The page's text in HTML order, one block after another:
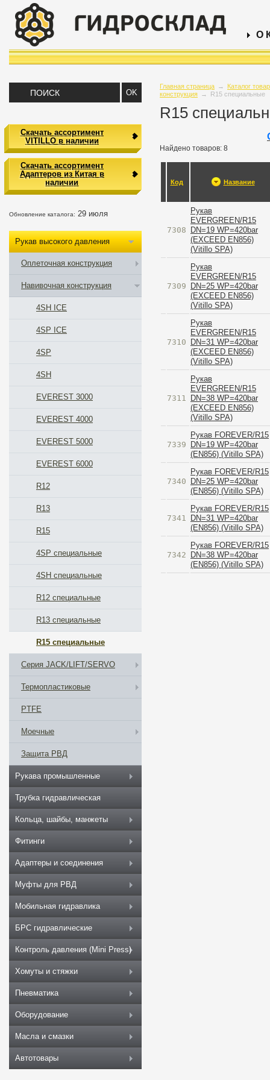
О
Главная страница →
Каталог
конструкция → R15 специальные
R15
Найдено товаров: 8
Код Название
7308
Рукав
EVERGREEN/R15
DN=19 WP=420bar
(EXCEED EN856)
(Vitillo SPA)
7309
Рукав
EVERGREEN/R15
DN=25 WP=420bar
(EXCEED EN856)
(Vitillo SPA)
7310
Рукав
EVERGREEN/R15
DN=31 WP=420bar
(EXCEED EN856)
(Vitillo SPA)
7311
Рукав
EVERGREEN/R15
DN=38 WP=420bar
(EXCEED EN856)
(Vitillo SPA)
7339
Рукав FOREVER/R15
DN=19 WP=420bar
(EN856) (Vitillo SPA)
7340
Рукав FOREVER/R15
DN=25 WP=420bar
(EN856) (Vitillo SPA)
7341
Рукав FOREVER/R15
DN=31 WP=420bar
(EN856) (Vitillo SPA)
7342
Рукав FOREVER/R15
DN=38 WP=420bar
(EN856) (Vitillo SPA)
Скачать ассортимент
VITILLO в наличии
Скачать ассортимент
Адаптеров из Китая в
наличии
Обновление каталога: 29 июля
Рукав высокого давления
Оплеточная конструкция
Навивочная конструкция
4SH ICE
4SP ICE
4SP
4SH
EVEREST 3000
EVEREST 4000
EVEREST 5000
EVEREST 6000
R12
R13
R15
4SP специальные
4SH специальные
R12 специальные
R13 специальные
R15 специальные
Серия JACK/LIFT/SERVO
Термопластиковые
PTFE
Моечные
Защита РВД
Рукава промышленные
Трубка гидравлическая
Кольца, шайбы, манжеты
Фитинги
Адаптеры и соединения
Муфты для РВД
Мобильная гидравлика
БРС гидравлические
Контроль давления (Mini Press)
Хомуты и стяжки
Пневматика
Оборудование
Масла и смазки
Автотовары